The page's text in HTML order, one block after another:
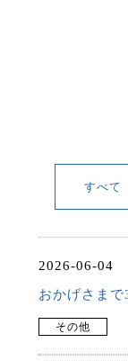
すべて
2026-06-04
おかげさまで
その他